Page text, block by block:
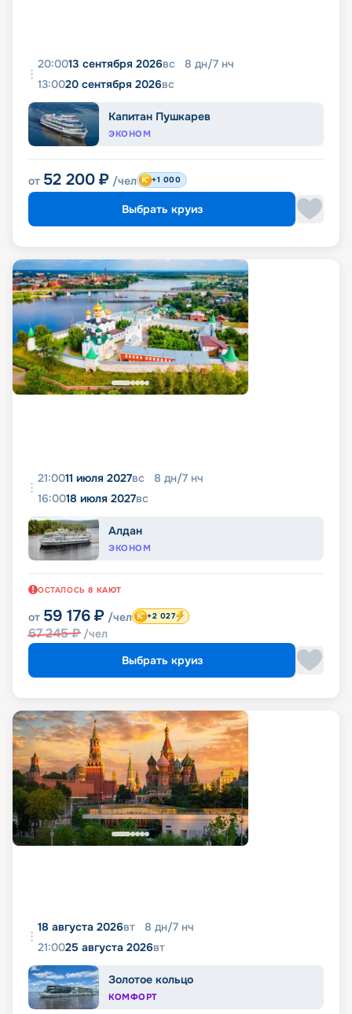
20:0013 сентября 2026вс 8 дн/7 нч
13:0020 сентября 2026вс
Капитан Пушкарев
ЭКОНОМ
от 52 200 ₽ /чел +1 000
Выбрать круиз
21:0011 июля 2027вс 8 дн/7 нч
16:0018 июля 2027вс
Алдан
ЭКОНОМ
ОСТАЛОСЬ 8 КАЮТ
от 59 176 ₽ /чел
67 245₽ /чел
+2 027
Выбрать круиз
18 августа 2026вт 8 дн/7 нч
21:0025 августа 2026вт
Золотое кольцо
КОМФОРТ